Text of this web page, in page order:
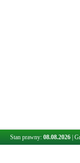
Stan prawny: 08.08.2026